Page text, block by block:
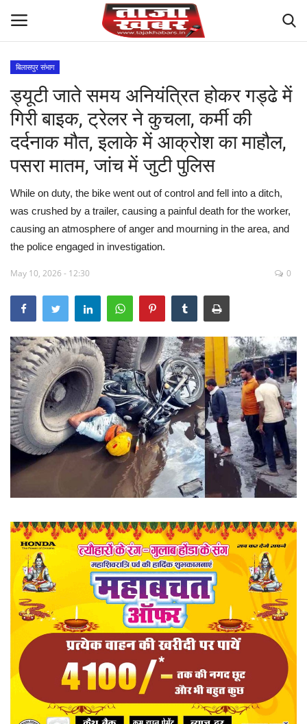
देश
मध्य प्रदेश
विश्व
मुख्य समाचार
विदेश
छत्तीसगढ़
राष्ट्रीय
खेल
राज्य
व्यापार
संपादकीय
रोजगार
मनोरंजन
मैगज़ीन की लेख
प्रमुख खबर
हेल्थ
Language
hindi
बिलासपुर संभाग
ड्यूटी जाते समय अनियंत्रित होकर गड्ढे में
गिरी बाइक, ट्रेलर ने कुचला, कर्मी की
दर्दनाक मौत, इलाके में आक्रोश का माहौल,
पसरा मातम, जांच में जुटी पुलिस
While on duty, the bike went out of control and fell into a ditch,
was crushed by a trailer, causing a painful death for the worker,
causing an atmosphere of anger and mourning in the area, and
the police engaged in investigation.
May 10, 2026 - 12:30 0